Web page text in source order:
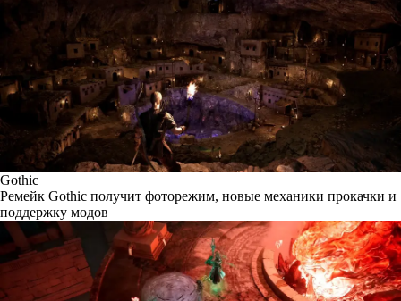
Gothic
Ремейк Gothic получит фоторежим, новые механики прокачки и
поддержку модов